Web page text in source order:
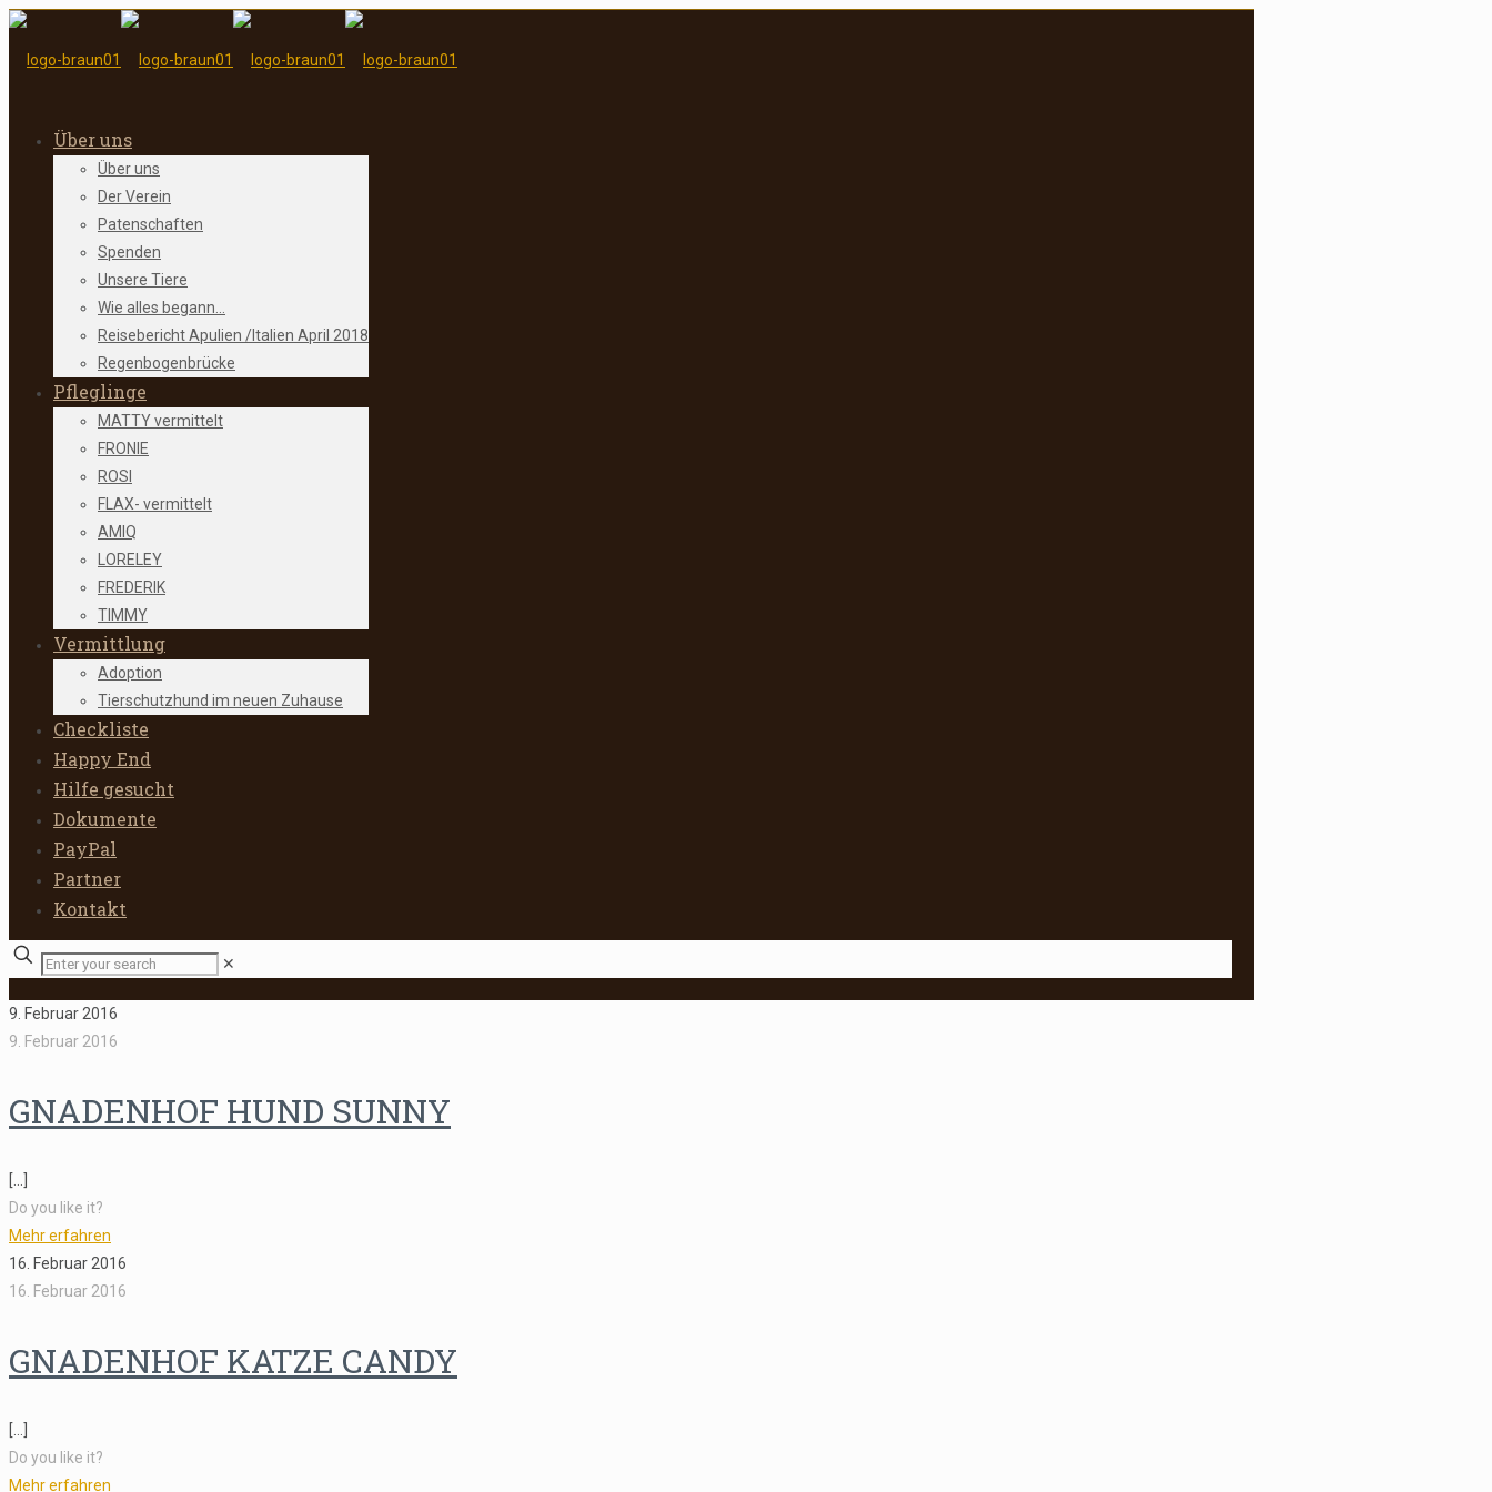
Über uns
Über uns
Der Verein
Patenschaften
Spenden
Unsere Tiere
Wie alles begann…
Reisebericht Apulien /Italien April 2018
Regenbogenbrücke
Pfleglinge
MATTY vermittelt
FRONIE
ROSI
FLAX- vermittelt
AMIQ
LORELEY
FREDERIK
TIMMY
Vermittlung
Adoption
Tierschutzhund im neuen Zuhause
Checkliste
Happy End
Hilfe gesucht
Dokumente
PayPal
Partner
Kontakt
✕
9. Februar 2016
9. Februar 2016
GNADENHOF HUND SUNNY
[…]
Do you like it?
Mehr erfahren
16. Februar 2016
16. Februar 2016
GNADENHOF KATZE CANDY
[…]
Do you like it?
Mehr erfahren